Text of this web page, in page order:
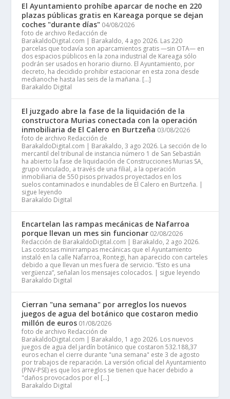
El Ayuntamiento prohíbe aparcar de noche en 220
plazas públicas gratis en Kareaga porque se dejan
coches "durante días" 04/08/2026
foto de archivo Redacción de
BarakaldoDigital.com | Barakaldo, 4 ago 2026. Las 220
parcelas que todavía son aparcamientos gratis —sin OTA— en
dos espacios públicos en la zona industrial de Kareaga sólo
podrán ser usados en horario diurno. El Ayuntamiento, por
decreto, ha decidido prohibir estacionar en esta zona desde
medianoche hasta las seis de la mañana. […]
Barakaldo Digital
El juzgado abre la fase de la liquidación de la
constructora Murias conectada con la operación
inmobiliaria de El Calero en Burtzeña 03/08/2026
foto de archivo Redacción de
BarakaldoDigital.com | Barakaldo, 3 ago 2026. La sección de lo
mercantil del tribunal de instancia número 1 de San Sebastián
ha abierto la fase de liquidación de Construcciones Murias SA,
grupo vinculado, a través de una filial, a la operación
inmobiliaria de 550 pisos privados proyectados en los
suelos contaminados e inundables de El Calero en Burtzeña. |
sigue leyendo
Barakaldo Digital
Encartelan las rampas mecánicas de Nafarroa
porque llevan un mes sin funcionar 02/08/2026
Redacción de BarakaldoDigital.com | Barakaldo, 2 ago 2026.
Las costosas minirrampas mecánicas que el Ayuntamiento
instaló en la calle Nafarroa, Rontegi, han aparecido con carteles
debido a que llevan un mes fuera de servicio. “Esto es una
vergüenza”, señalan los mensajes colocados. | sigue leyendo
Barakaldo Digital
Cierran "una semana" por arreglos los nuevos
juegos de agua del botánico que costaron medio
millón de euros 01/08/2026
foto de archivo Redacción de
BarakaldoDigital.com | Barakaldo, 1 ago 2026. Los nuevos
juegos de agua del jardín botánico que costaron 532.188,37
euros echan el cierre durante "una semana" este 3 de agosto
por trabajos de reparación. La versión oficial del Ayuntamiento
(PNV-PSE) es que los arreglos se tienen que hacer debido a
"daños provocados por el […]
Barakaldo Digital